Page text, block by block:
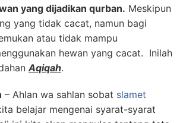
yang dijadikan qurban. Meskipun
yang tidak cacat, namun bagi
atau tidak mampu
hewan yang cacat. Inilah
Aqiqah.
– Ahlan wa sahlan sobat slamet
belajar mengenai syarat-syarat